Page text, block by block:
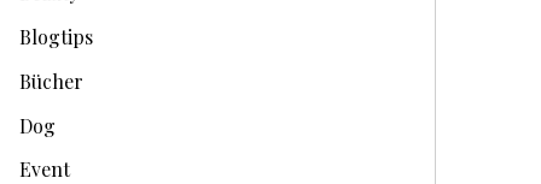
Blogtips
Bücher
Dog
Event